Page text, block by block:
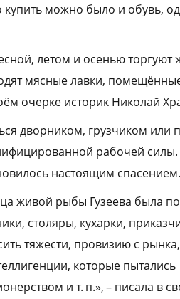
можно было и обувь,
летом и осенью торгуют
мясные лавки,
очерке историк Николай
дворником, грузчиком
рабочей
настоящим спасением.
живой рыбы Гузеева была
столяры, кухарки,
тяжести, провизию с
которые пытались
и т. п.», – писала в